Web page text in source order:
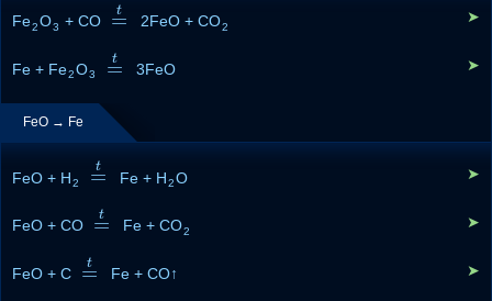
Fe2O3 + CO =
t
=t 2FeO + CO2
➤
Fe + Fe2O3 =
t
=t 3FeO ➤
FeO → Fe
FeO + H2 =
t
=t Fe + H 2 O ➤
FeO + CO =
t
=t Fe + CO2
➤
FeO + C =
t
=t Fe + CO↑ ➤